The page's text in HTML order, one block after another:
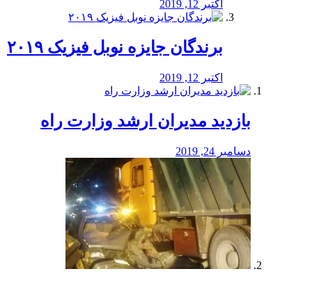
اکتبر 12, 2019
برندگان جایزه نوبل فیزیک ۲۰۱۹
اکتبر 12, 2019
بازدید مدیران ارشد وزارت راه
دسامبر 24, 2019